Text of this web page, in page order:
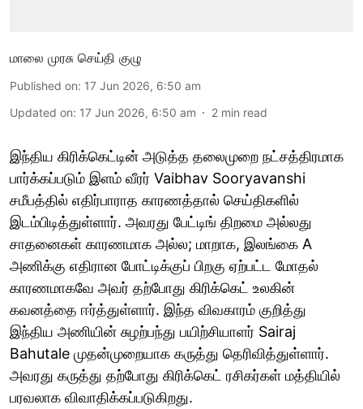
மாலை முரசு செய்தி குழு
Published on: 17 Jun 2026, 6:50 am
Updated on: 17 Jun 2026, 6:50 am 2 min read
இந்திய கிரிக்கெட்டின் அடுத்த தலைமுறை நட்சத்திரமாக
பார்க்கப்படும் இளம் வீரர் Vaibhav Sooryavanshi
சமீபத்தில் எதிர்பாராத காரணத்தால் செய்திகளில்
இடம்பிடித்துள்ளார். அவரது பேட்டிங் திறமை அல்லது
சாதனைகள் காரணமாக அல்ல; மாறாக, இலங்கை A
அணிக்கு எதிரான போட்டிக்குப் பிறகு ஏற்பட்ட மோதல்
காரணமாகவே அவர் தற்போது கிரிக்கெட் உலகின்
கவனத்தை ஈர்த்துள்ளார். இந்த விவகாரம் குறித்து
இந்திய அணியின் சுழற்பந்து பயிற்சியாளர் Sairaj
Bahutale முதன்முறையாக கருத்து தெரிவித்துள்ளார்.
அவரது கருத்து தற்போது கிரிக்கெட் ரசிகர்கள் மத்தியில்
பரவலாக விவாதிக்கப்படுகிறது.